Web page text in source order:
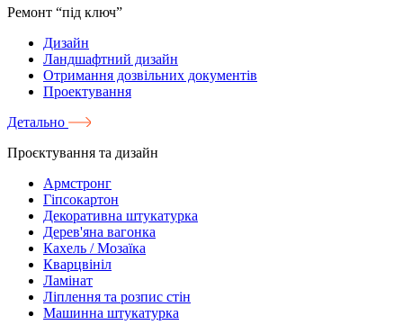
Ремонт “під ключ”
Дизайн
Ландшафтний дизайн
Отримання дозвільних документів
Проектування
Детально
Проєктування та дизайн
Армстронг
Гіпсокартон
Декоративна штукатурка
Дерев'яна вагонка
Кахель / Мозаїка
Кварцвініл
Ламінат
Ліплення та розпис стін
Машинна штукатурка